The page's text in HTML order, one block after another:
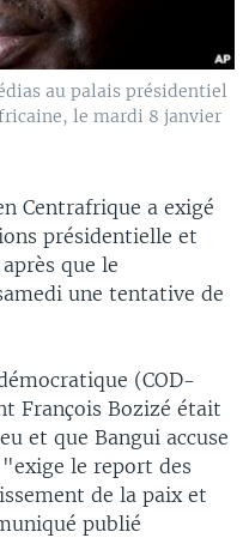
au palais présidentiel
le mardi 8 janvier
Centrafrique a exigé
présidentielle et
que le
une tentative de
(COD-
François Bozizé était
et que Bangui accuse
le report des
de la paix et
publié